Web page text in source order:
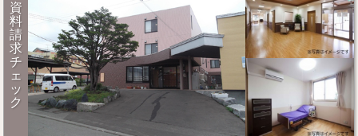
資
料
請
求
チ
ェ
ッ
ク